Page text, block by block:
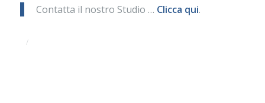
Contatta il nostro Studio … Clicca qui.
/